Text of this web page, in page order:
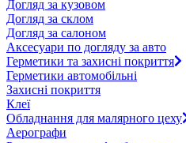
Догляд за кузовом
Догляд за склом
Догляд за салоном
Аксесуари по догляду за авто
Герметики та захисні покриття
Герметики автомобільні
Захисні покриття
Клеї
Обладнання для малярного цеху
Аерографи